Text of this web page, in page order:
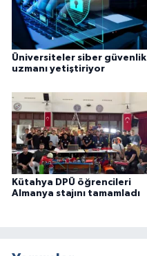
Üniversiteler siber güvenlik
uzmanı yetiştiriyor
Kütahya DPÜ öğrencileri
Almanya stajını tamamladı